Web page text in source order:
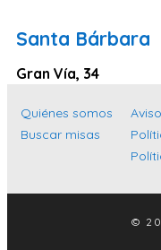
Santa Cruz de
Cantabria
Islas Baleares
Las Palmas
Alicante
Santa Bárbara
Gran Vía, 34
Quiénes somos
Buscar misas
©